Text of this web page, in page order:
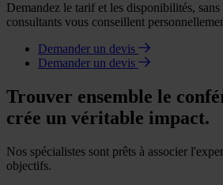
Demandez le tarif et les disponibilités,
consultants vous conseillent
Demander un devis
Demander un devis
Trouver ensemble le
crée un véritable impact.
Nos spécialistes sont prêts à associer
objectifs.